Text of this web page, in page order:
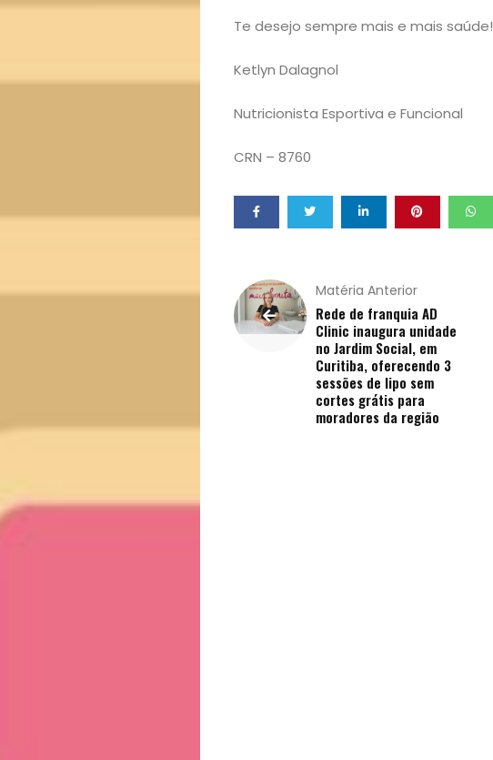
Homem
Mães
&
Filhos
Notícias
Pets
Receitas
Te desejo sempre mais e mais saúde!
Ketlyn Dalagnol
Nutricionista Esportiva e Funcional
CRN – 8760
Matéria Anterior
Rede de franquia AD
Clinic inaugura unidade
no Jardim Social, em
Curitiba, oferecendo 3
sessões de lipo sem
cortes grátis para
moradores da região